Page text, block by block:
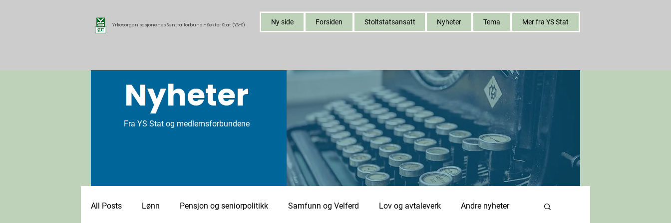
Yrkesorganisasjonenes Sentralforbund - Sektor Stat (YS-S) Ny side Forsiden Stoltstatsansatt Nyheter Tema Mer fra YS Stat
Nyheter
Fra YS Stat og medlemsforbundene
All Posts Lønn Pensjon og seniorpolitikk Samfunn og Velferd Lov og avtaleverk Andre nyheter